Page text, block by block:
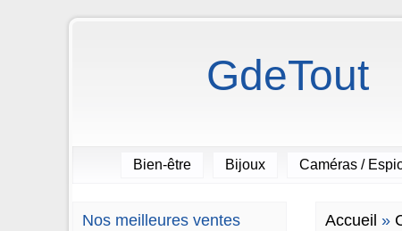
GdeTout
Bien-être Bijoux Caméras /
Nos meilleures ventes Accueil »